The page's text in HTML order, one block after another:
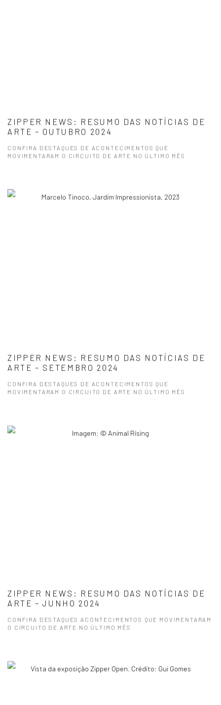
ZIPPER NEWS: RESUMO DAS NOTÍCIAS DE
ARTE – OUTUBRO 2024
CONFIRA DESTAQUES DE ACONTECIMENTOS QUE
MOVIMENTARAM O CIRCUITO DE ARTE NO ÚLTIMO MÊS
Marcelo Tinoco, Jardim Impressionista, 2023
ZIPPER NEWS: RESUMO DAS NOTÍCIAS DE
ARTE – SETEMBRO 2024
CONFIRA DESTAQUES DE ACONTECIMENTOS QUE
MOVIMENTARAM O CIRCUITO DE ARTE NO ÚLTIMO MÊS
Imagem: © Animal Rising
ZIPPER NEWS: RESUMO DAS NOTÍCIAS DE
ARTE – JUNHO 2024
CONFIRA DESTAQUES ACONTECIMENTOS QUE MOVIMENTARAM
O CIRCUITO DE ARTE NO ÚLTIMO MÊS
Vista da exposição Zipper Open. Crédito: Gui Gomes